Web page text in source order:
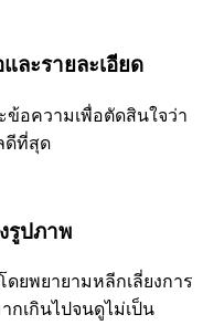
ละรายละเอียด
ข้อความเพื่อตัดสินใจว่า
ดีที่สุด
รูปภาพ
ยพยายามหลีกเลี่ยงการ
กเกินไปจนดูไม่เป็น